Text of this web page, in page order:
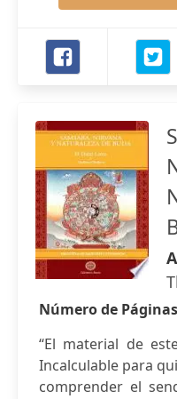
Número de
“El material de
Incalculable para
comprender el